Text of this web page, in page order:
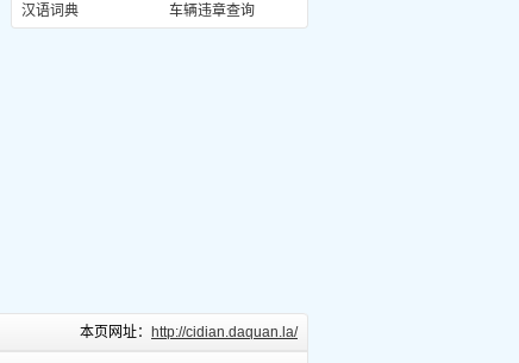
汉语词典 车辆违章查询
本页网址： http://cidian.daquan.la/